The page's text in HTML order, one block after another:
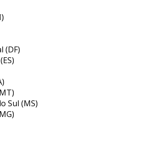
e prolongar a
essas soluções
associados à
em aumento da
do
e distribuidora
no brasil desde 2017, traz
na engenharia
técnico
foca em controlar a
(DF)
Sul (MS)